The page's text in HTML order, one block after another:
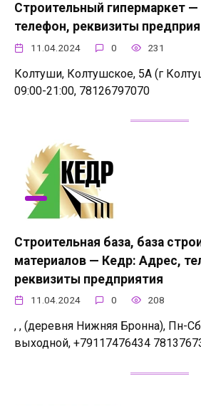
Строительный гипермаркет
телефон, реквизиты
11.04.2024 0 231
Колтуши, Колтушское, 5А (г
09:00-21:00, 78126797070
Строительная база, база
материалов — Кедр: Адрес,
реквизиты предприятия
11.04.2024 0 208
, , (деревня Нижняя Бронна), Пн-
выходной, +79117476434